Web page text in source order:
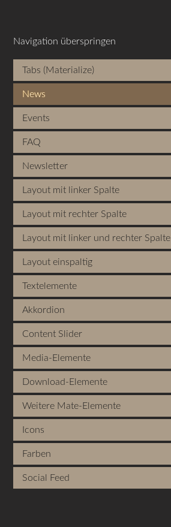
Navigation überspringen
Tabs (Materialize)
News
Events
FAQ
Newsletter
Layout mit linker Spalte
Layout mit rechter Spalte
Layout mit linker und rechter Spalte
Layout einspaltig
Textelemente
Akkordion
Content Slider
Media-Elemente
Download-Elemente
Weitere Mate-Elemente
Icons
Farben
Social Feed